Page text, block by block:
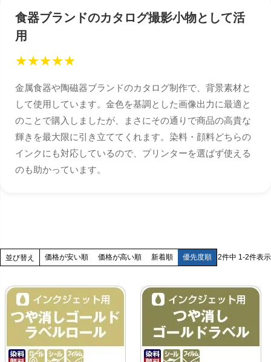
食器ブランドのカタログ撮影小物として活
用
★★★★★
金属食器や陶磁器ブランドのカタログ制作で、背景素材と
して使用しています。金色を基調とした画像出力に最適と
のことで購入しましたが、まさにその通りで商品の高貴な
輝きを最大限に引き立ててくれます。染料・顔料どちらの
インクにも対応しているので、プリンターを選ばず使える
のも助かっています。
並び替え 価格が安い順 価格が高い順 新着順 優先度順 2件中 1-2件表示